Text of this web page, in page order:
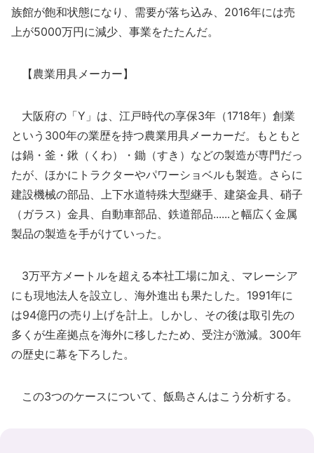
族館が飽和状態になり、需要が落ち込み、2016年には売
上が5000万円に減少、事業をたたんだ。
【農業用具メーカー】
大阪府の「Y」は、江戸時代の享保3年（1718年）創業
という300年の業歴を持つ農業用具メーカーだ。もともと
は鍋・釜・鍬（くわ）・鋤（すき）などの製造が専門だっ
たが、ほかにトラクターやパワーショベルも製造。さらに
建設機械の部品、上下水道特殊大型継手、建築金具、硝子
（ガラス）金具、自動車部品、鉄道部品......と幅広く金属
製品の製造を手がけていった。
3万平方メートルを超える本社工場に加え、マレーシア
にも現地法人を設立し、海外進出も果たした。1991年に
は94億円の売り上げを計上。しかし、その後は取引先の
多くが生産拠点を海外に移したため、受注が激減。300年
の歴史に幕を下ろした。
この3つのケースについて、飯島さんはこう分析する。